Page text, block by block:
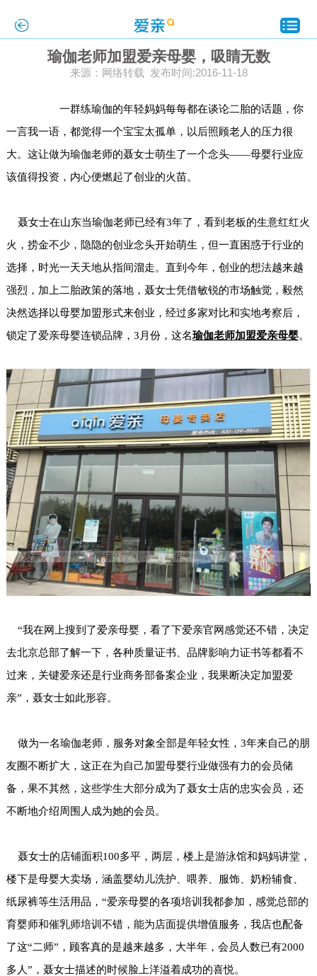
瑜伽老师加盟爱亲母婴，吸睛无数
来源：网络转载 发布时间:2016-11-18
一群练瑜伽的年轻妈妈每每都在谈论二胎的话题，你
一言我一语，都觉得一个宝宝太孤单，以后照顾老人的压力很
大。这让做为瑜伽老师的聂女士萌生了一个念头——母婴行业应
该值得投资，内心便燃起了创业的火苗。
聂女士在山东当瑜伽老师已经有3年了，看到老板的生意红红火
火，捞金不少，隐隐的创业念头开始萌生，但一直困惑于行业的
选择，时光一天天地从指间溜走。直到今年，创业的想法越来越
强烈，加上二胎政策的落地，聂女士凭借敏锐的市场触觉，毅然
决然选择以母婴加盟形式来创业，经过多家对比和实地考察后，
锁定了爱亲母婴连锁品牌，3月份，这名瑜伽老师加盟爱亲母婴。
“我在网上搜到了爱亲母婴，看了下爱亲官网感觉还不错，决定
去北京总部了解一下，各种质量证书、品牌影响力证书等都看不
过来，关键爱亲还是行业商务部备案企业，我果断决定加盟爱
亲”，聂女士如此形容。
做为一名瑜伽老师，服务对象全部是年轻女性，3年来自己的朋
友圈不断扩大，这正在为自己加盟母婴行业做强有力的会员储
备，果不其然，这些学生大部分成为了聂女士店的忠实会员，还
不断地介绍周围人成为她的会员。
聂女士的店铺面积100多平，两层，楼上是游泳馆和妈妈讲堂，
楼下是母婴大卖场，涵盖婴幼儿洗护、喂养、服饰、奶粉辅食、
纸尿裤等生活用品，“爱亲母婴的各项培训我都参加，感觉总部的
育婴师和催乳师培训不错，能为店面提供增值服务，我店也配备
了这“二师”，顾客真的是越来越多，大半年，会员人数已有2000
多人”，聂女士描述的时候脸上洋溢着成功的喜悦。